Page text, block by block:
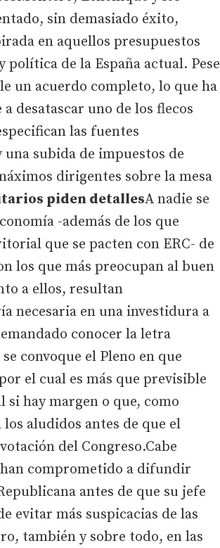
sin demasiado éxito,
en aquellos presupuestos
de la España actual. Pese
un acuerdo completo, lo que ha
desatascar uno de los flecos
las fuentes
subida de impuestos de
dirigentes sobre la mesa
piden detallesA nadie se
-además de los que
que se pacten con ERC- de
los que más preocupan al buen
a ellos, resultan
necesaria en una investidura a
conocer la letra
convoque el Pleno en que
el cual es más que previsible
si hay margen o que, como
aludidos antes de que el
del Congreso.Cabe
comprometido a difundir
antes de que su jefe
evitar más suspicacias de las
también y sobre todo, en las